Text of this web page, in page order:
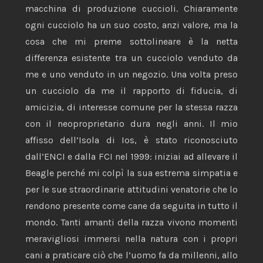
macchina di produzione cuccioli. Chiaramente
ogni cucciolo ha un suo costo, anzi valore, ma la
cosa che mi preme sottolineare è la netta
differenza esistente tra un cucciolo venduto da
me e uno venduto in un negozio. Una volta preso
un cucciolo da me il rapporto di fiducia, di
amicizia, di interesse comune per la stessa razza
con il neoproprietario dura negli anni. Il mio
affisso dell’Isola di Ios, è stato riconosciuto
dall’ENCI e dalla FCI nel 1999: iniziai ad allevare il
Beagle perché mi colpì la sua estrema simpatia e
per le sue straordinarie attitudini venatorie che lo
rendono presente come cane da seguita in tutto il
mondo. Tanti amanti della razza vivono momenti
meravigliosi immersi nella natura con i propri
cani a praticare ciò che l’uomo fa da millenni, allo